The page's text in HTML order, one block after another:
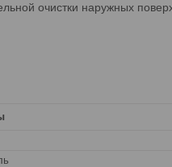
очистки наружных